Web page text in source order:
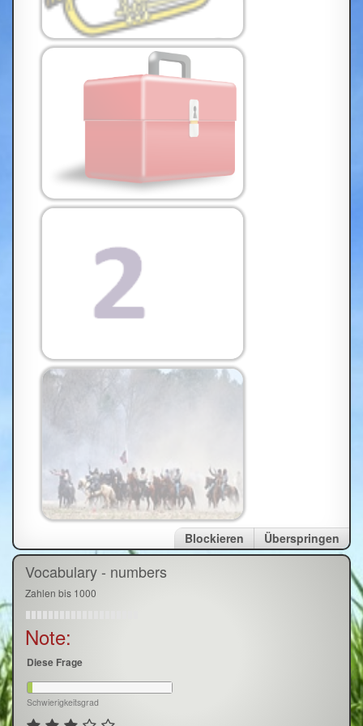
Überspringen
Blockieren
Vocabulary - numbers
Zahlen bis 1000
Note:
Diese Frage
Schwierigkeitsgrad